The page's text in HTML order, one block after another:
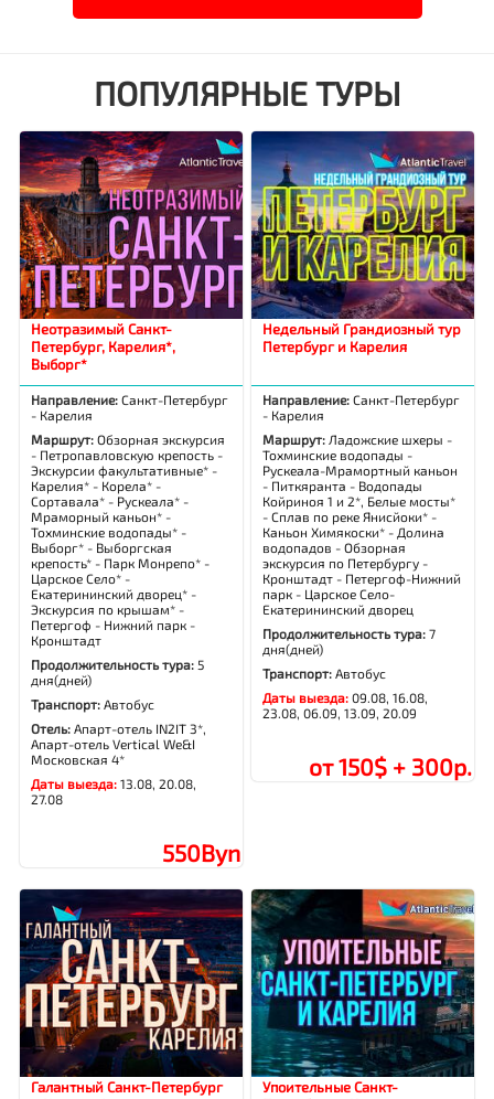
ПОПУЛЯРНЫЕ ТУРЫ
Неотразимый Санкт-
Петербург, Карелия*,
Выборг*
Направление:Санкт-Петербург
- Карелия
Маршрут:Обзорная экскурсия
- Петропавловскую крепость -
Экскурсии факультативные* -
Карелия* - Корела* -
Сортавала* - Рускеала* -
Мраморный каньон* -
Тохминские водопады* -
Выборг* - Выборгская
крепость* - Парк Монрепо* -
Царское Село* -
Екатерининский дворец* -
Экскурсия по крышам* -
Петергоф - Нижний парк -
Кронштадт
Продолжительность тура: 5
дня(дней)
Транспорт: Автобус
Отель: Апарт-отель IN2IT 3*,
Апарт-отель Vertical We&I
Московская 4*
Даты выезда:13.08, 20.08,
27.08
550Byn
Недельный Грандиозный тур
Петербург и Карелия
Направление:Санкт-Петербург
- Карелия
Маршрут: Ладожские шхеры -
Тохминские водопады -
Рускеала-Мрамортный каньон
- Питкяранта - Водопады
Койриноя 1 и 2*, Белые мосты*
- Сплав по реке Янисйоки* -
Каньон Химякоски* - Долина
водопадов - Обзорная
экскурсия по Петербургу -
Кронштадт - Петергоф-Нижний
парк - Царское Село-
Екатерининский дворец
Продолжительность тура:7
дня(дней)
Транспорт: Автобус
Даты выезда:09.08, 16.08,
23.08, 06.09, 13.09, 20.09
от 150$ + 300р.
Галантный Санкт-Петербург
Упоительные Санкт-